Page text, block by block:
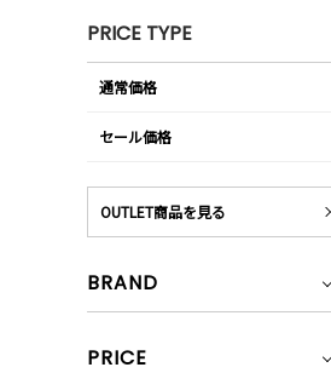
PRICE TYPE
通常価格
セール価格
OUTLET商品を見る
BRAND
PRICE